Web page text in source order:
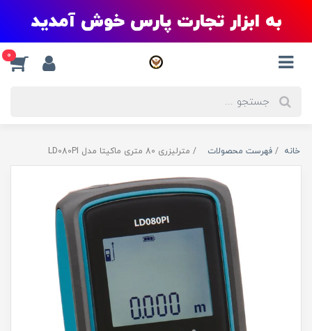
به ابزار تجارت پارس خوش آمدید
0
خانه فهرست محصولات مترلیزری 80 متری ماکیتا مدل LD080PI